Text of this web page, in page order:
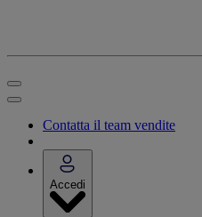
Contatta il team vendite
Accedi